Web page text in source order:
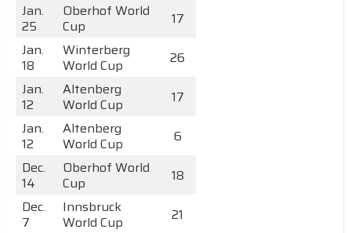
Jan.
25
Oberhof World
Cup
17
Jan.
18
Winterberg
World Cup
26
Jan.
12
Altenberg
World Cup
17
Jan.
12
Altenberg
World Cup
6
Dec.
14
Oberhof World
Cup
18
Dec.
7
Innsbruck
World Cup
21